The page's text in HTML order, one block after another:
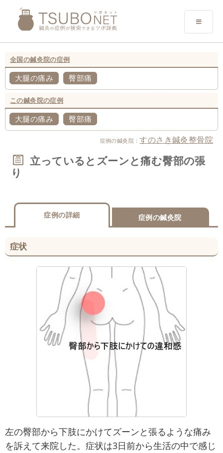
全国の鍼灸院の症例
大腿の痛み 臀部痛
この鍼灸院の症例
大腿の痛み 臀部痛
症例の鍼灸院：すのさき鍼灸整骨院
立っているとズーンと痛む臀部の張
り
症例の詳細 症例の鍼灸院
症状
左の臀部から下肢にかけてズーンと張るような痛み
を訴えて来院した。症状は3日前から生活の中で感じ